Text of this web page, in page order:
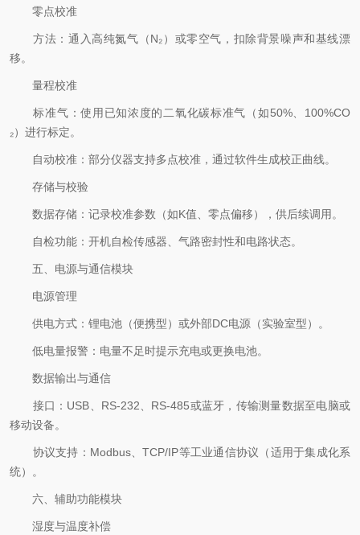
零点校准
方法：通入高纯氮气（N₂）或零空气，扣除背景噪声和基线漂
移。
量程校准
标准气：使用已知浓度的二氧化碳标准气（如50%、100%CO
₂）进行标定。
自动校准：部分仪器支持多点校准，通过软件生成校正曲线。
存储与校验
数据存储：记录校准参数（如K值、零点偏移），供后续调用。
自检功能：开机自检传感器、气路密封性和电路状态。
五、电源与通信模块
电源管理
供电方式：锂电池（便携型）或外部DC电源（实验室型）。
低电量报警：电量不足时提示充电或更换电池。
数据输出与通信
接口：USB、RS-232、RS-485或蓝牙，传输测量数据至电脑或
移动设备。
协议支持：Modbus、TCP/IP等工业通信协议（适用于集成化系
统）。
六、辅助功能模块
湿度与温度补偿